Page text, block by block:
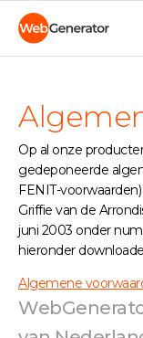
Op al onze
gedeponeerde
FENIT-
Griffie van de
juni 2003 onder
hieronder
Algemene